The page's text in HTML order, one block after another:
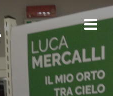
al
contenuto